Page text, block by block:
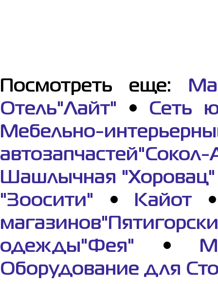
Посмотреть еще:
Отель"Лайт" • Сеть
Мебельно-
Шашлычная "Хоровац"
"Зоосити" • Кайот
одежды"Фея" •
Оборудование для